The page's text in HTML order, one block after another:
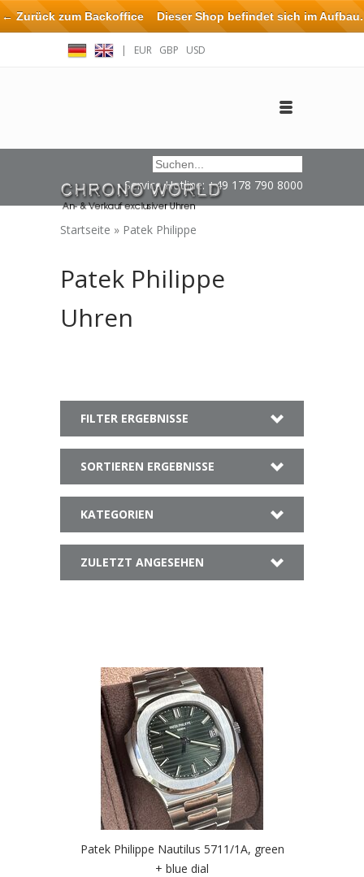
| EUR GBP USD
Service Hotline: +49 178 790 8000
Startseite » Patek Philippe
Patek Philippe
Uhren
FILTER ERGEBNISSE
SORTIEREN ERGEBNISSE
KATEGORIEN
ZULETZT ANGESEHEN
Patek Philippe Nautilus 5711/1A, green
+ blue dial
← Zurück zum BackofficeDieser Shop befindet sich im Aufbau.
Eventuell können nicht alle Bestellungen eingehalten oder erfüllt